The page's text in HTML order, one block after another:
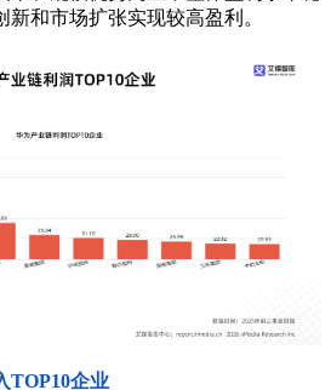
和市场扩张实现较高盈利。
TOP10企业